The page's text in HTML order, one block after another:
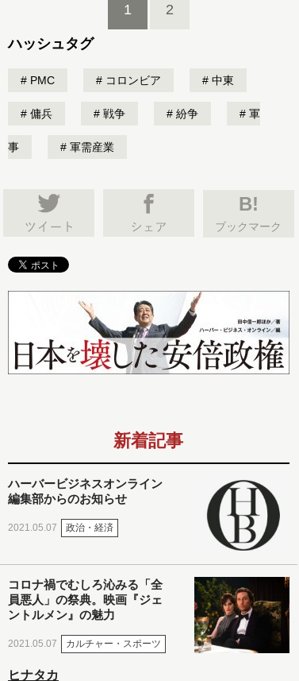
1 2
ハッシュタグ
PMC コロンビア 中東
傭兵 戦争 紛争 軍
事 軍需産業
B!
ブックマーク
新着記事
ハーバービジネスオンライン
編集部からのお知らせ
2021.05.07 政治・経済
コロナ禍でむしろ沁みる「全
員悪人」の祭典。映画『ジェ
ントルメン』の魅力
2021.05.07 カルチャー・スポーツ
ヒナタカ